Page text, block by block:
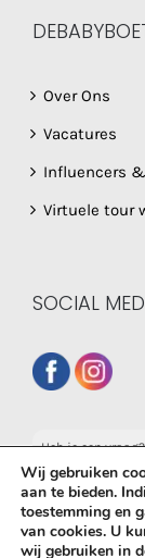
Over Ons
Vacatures
Influencers
Virtuele tour
SOCIAL
© Copyright
Heb je een
dan gerust
met onze
service!
Wij gebruiken
aan te bieden.
toestemming en
van cookies. U
wij gebruiken in